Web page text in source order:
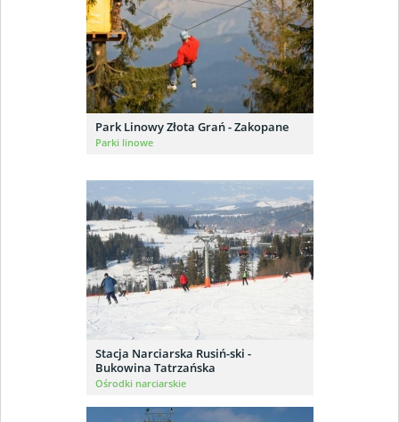
Park Linowy Złota Grań - Zakopane
Parki linowe
Stacja Narciarska Rusiń-ski -
Bukowina Tatrzańska
Ośrodki narciarskie